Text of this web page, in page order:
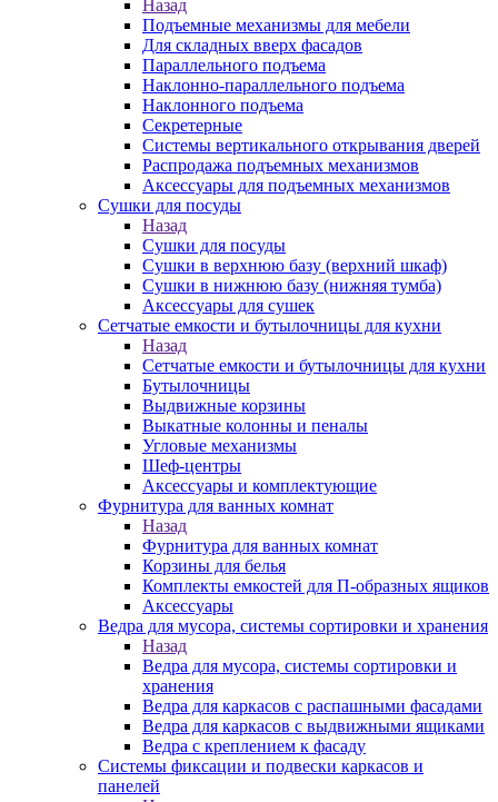
Назад
Подъемные механизмы для мебели
Для складных вверх фасадов
Параллельного подъема
Наклонно-параллельного подъема
Наклонного подъема
Секретерные
Системы вертикального открывания дверей
Распродажа подъемных механизмов
Аксессуары для подъемных механизмов
Сушки для посуды
Назад
Сушки для посуды
Сушки в верхнюю базу (верхний шкаф)
Сушки в нижнюю базу (нижняя тумба)
Аксессуары для сушек
Сетчатые емкости и бутылочницы для кухни
Назад
Сетчатые емкости и бутылочницы для кухни
Бутылочницы
Выдвижные корзины
Выкатные колонны и пеналы
Угловые механизмы
Шеф-центры
Аксессуары и комплектующие
Фурнитура для ванных комнат
Назад
Фурнитура для ванных комнат
Корзины для белья
Комплекты емкостей для П-образных ящиков
Аксессуары
Ведра для мусора, системы сортировки и хранения
Назад
Ведра для мусора, системы сортировки и
хранения
Ведра для каркасов с распашными фасадами
Ведра для каркасов с выдвижными ящиками
Ведра с креплением к фасаду
Системы фиксации и подвески каркасов и
панелей